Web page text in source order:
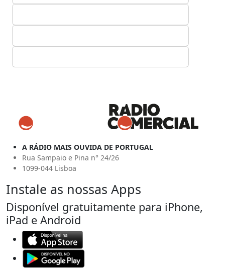
A RÁDIO MAIS OUVIDA DE PORTUGAL
Rua Sampaio e Pina n° 24/26
1099-044 Lisboa
Instale as nossas Apps
Disponível gratuitamente para iPhone,
iPad e Android